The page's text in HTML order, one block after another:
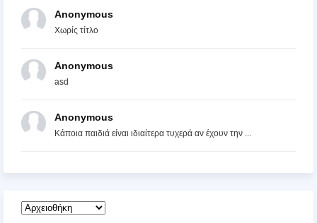
Anonymous
Χωρίς τίτλο
Anonymous
asd
Anonymous
Κάποια παιδιά είναι ιδιαίτερα τυχερά αν έχουν την ...